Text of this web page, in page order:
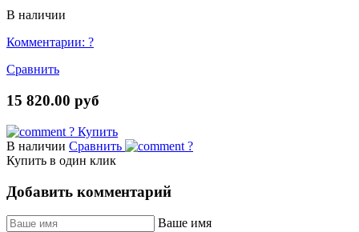
В наличии
Комментарии: ?
Сравнить
15 820.00 руб
? Купить
В наличии Сравнить
?
Купить в один клик
Добавить комментарий
Ваше имя